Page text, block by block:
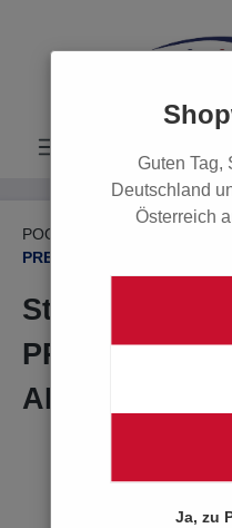
Guten Tag,
Deutschland
Österreich
Ja, zu
POOL
PREMIUM All Inclusive
PREMIUM 6,1
ALL